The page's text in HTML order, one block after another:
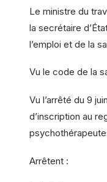
Le ministre du
la secrétaire
l’emploi et de la
Vu le code de la
Vu l’arrêté du 9
d’inscription au
Arrêtent :